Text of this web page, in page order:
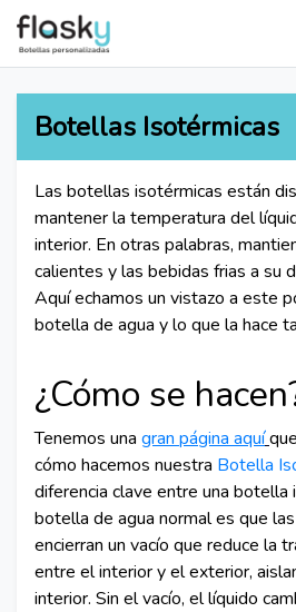
Botellas Isotérmicas
Las botellas isotérmicas están
mantener la temperatura del
interior. En otras palabras,
calientes y las bebidas frias a su
Aquí echamos un vistazo a este
botella de agua y lo que la hace
¿Cómo se
Tenemos una gran página aquí
cómo hacemos nuestra Botella
diferencia clave entre una botella
botella de agua normal es que
encierran un vacío que reduce la
entre el interior y el exterior,
interior. Sin el vacío, el líquido